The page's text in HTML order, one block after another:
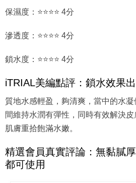
保濕度：⭐⭐⭐⭐ 4分
滲透度：⭐⭐⭐⭐ 4分
鎖水度：⭐⭐⭐⭐ 4分
iTRIAL美編點評：鎖水效果
質地水感輕盈，夠清爽，當中的水
間維持水潤有彈性，同時有效解決
肌膚重拾飽滿水嫩。
精選會員真實評論：無黏膩
都可使用